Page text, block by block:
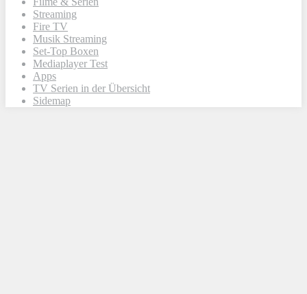
Streaming
Fire TV
Musik Streaming
Set-Top Boxen
Mediaplayer Test
Apps
TV Serien in der Übersicht
Sidemap